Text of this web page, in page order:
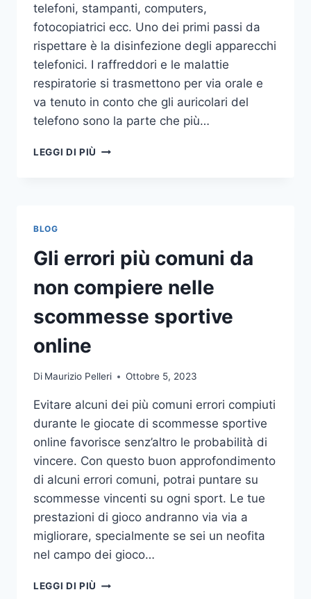
telefoni, stampanti, computers,
fotocopiatrici ecc. Uno dei primi passi da
rispettare è la disinfezione degli apparecchi
telefonici. I raffreddori e le malattie
respiratorie si trasmettono per via orale e
va tenuto in conto che gli auricolari del
telefono sono la parte che più…
LEGGI DI PIÙ UN
PULIZIA
DELLE
APPARECCHIATURE
DA
BLOG
Gli errori più comuni da
non compiere nelle
scommesse sportive
online
Di Maurizio Pelleri Ottobre 5, 2023
Evitare alcuni dei più comuni errori compiuti
durante le giocate di scommesse sportive
online favorisce senz’altro le probabilità di
vincere. Con questo buon approfondimento
di alcuni errori comuni, potrai puntare su
scommesse vincenti su ogni sport. Le tue
prestazioni di gioco andranno via via a
migliorare, specialmente se sei un neofita
nel campo dei gioco…
LEGGI DI PIÙ GLI